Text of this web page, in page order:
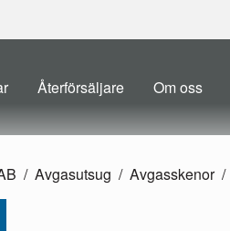
Återförsäljare Om oss
Avgasutsug Avgasskenor